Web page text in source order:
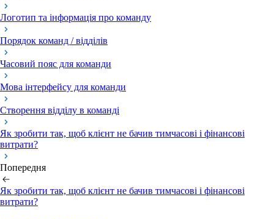
Логотип та інформація про команду
Порядок команд / відділів
Часовий пояс для команди
Мова інтерфейсу для команди
Створення відділу в команді
Як зробити так, щоб клієнт не бачив тимчасові і фінансові
витрати?
Попередня
Як зробити так, щоб клієнт не бачив тимчасові і фінансові
витрати?